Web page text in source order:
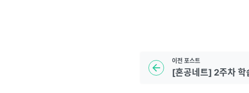
이전 포스트
[혼공네트] 2주차 학